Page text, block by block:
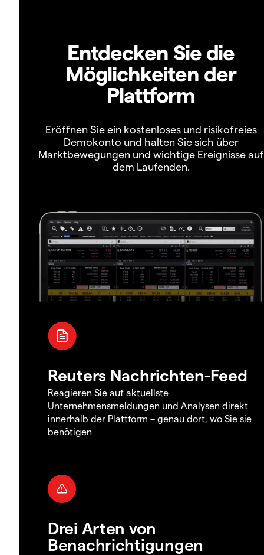
Entdecken Sie die
Möglichkeiten der
Plattform
Eröffnen Sie ein kostenloses und risikofreies
Demokonto und halten Sie sich über
Marktbewegungen und wichtige Ereignisse auf
dem Laufenden.
Reuters Nachrichten-Feed
Reagieren Sie auf aktuellste
Unternehmensmeldungen und Analysen direkt
innerhalb der Plattform – genau dort, wo Sie sie
benötigen
Drei Arten von
Benachrichtigungen